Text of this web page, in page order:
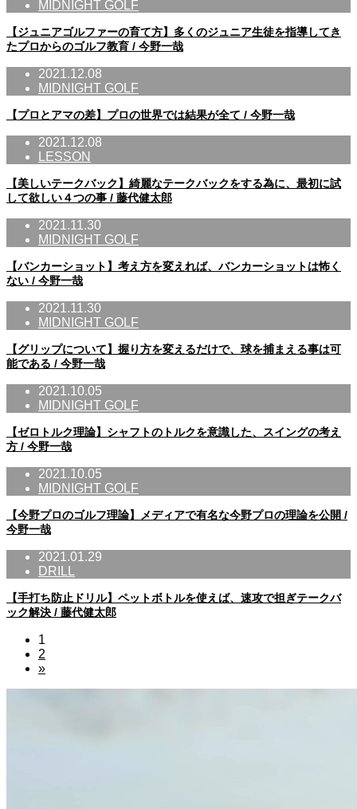
MIDNIGHT GOLF
【ジュニアゴルファーの育て方】多くのジュニア生徒を指導してき
たプロからのゴルフ教育 / 今野一哉
2021.12.08
MIDNIGHT GOLF
【プロとアマの差】プロの世界では結果が全て / 今野一哉
2021.12.08
LESSON
【美しいテークバック】綺麗なテークバックをする為に、最初に試
して欲しい４つの事 / 藤代健太郎
2021.11.30
MIDNIGHT GOLF
【バンカーショット】考え方を変えれば、バンカーショットは怖く
ない / 今野一哉
2021.11.30
MIDNIGHT GOLF
【グリップについて】握り方を変えるだけで、球を捕まえる事は可
能である / 今野一哉
2021.10.05
MIDNIGHT GOLF
【ゼロトルク理論】シャフトのトルクを意識した、スイングの考え
方 / 今野一哉
2021.10.05
MIDNIGHT GOLF
【今野プロのゴルフ理論】メディアで有名な今野プロの理論を公開 /
今野一哉
2021.01.29
DRILL
【手打ち防止ドリル】ペットボトルを使えば、速攻で担ぎテークバ
ック解決 / 藤代健太郎
1
2
»